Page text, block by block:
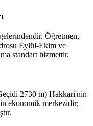
Öğretmen,
Eylül-Ekim ve
standart hizmettir.
2730 m) Hakkari'nin
ekonomik merkezidir;